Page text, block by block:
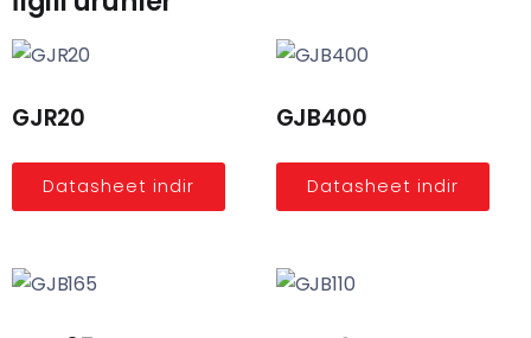
GJR20
Datasheet indir
GJB400
Datasheet indir